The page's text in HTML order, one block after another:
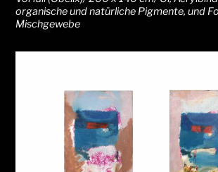
organische und natürliche Pigmente, und
Mischgewebe